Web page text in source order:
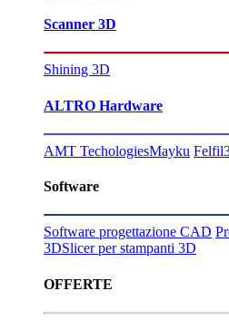
Scanner 3D
Shining 3D
ALTRO Hardware
AMT TechologiesMayku Felfil
Software
Software progettazione CAD
3DSlicer per stampanti 3D
OFFERTE